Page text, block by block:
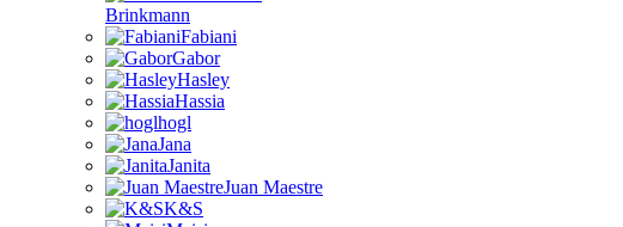
Brinkmann
Fabiani
Gabor
Hasley
Hassia
hogl
Jana
Janita
Juan Maestre
K&S